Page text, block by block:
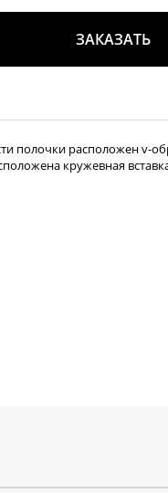
ЗАКАЗАТЬ
полочки расположен v-
кружевная